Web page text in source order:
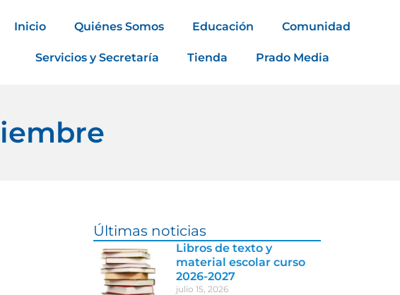
Inicio Quiénes Somos Educación Comunidad
Servicios y Secretaría Tienda Prado Media
Últimas noticias
Libros de texto y
material escolar curso
2026-2027
julio 15, 2026